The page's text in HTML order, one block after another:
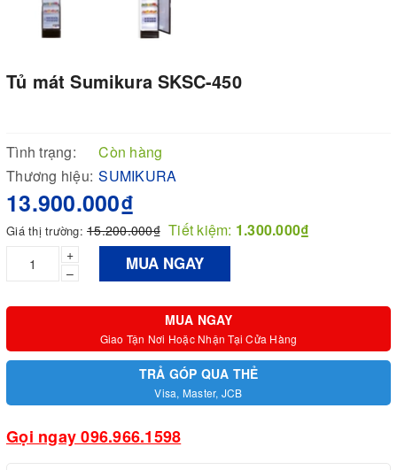
Tủ mát Sumikura SKSC-450
Tình trạng:
Còn hàng
Thương hiệu: SUMIKURA
13.900.000₫
Giá thị trường: 15.200.000₫ Tiết kiệm: 1.300.000₫
+
–
MUA NGAY
MUA NGAY
Giao Tận Nơi Hoặc Nhận Tại Cửa Hàng
TRẢ GÓP QUA THẺ
Visa, Master, JCB
Gọi ngay 096.966.1598